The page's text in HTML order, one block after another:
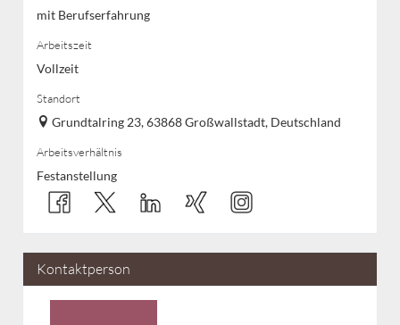
mit Berufserfahrung
Arbeitszeit
Vollzeit
Standort
Grundtalring 23, 63868 Großwallstadt, Deutschland
Arbeitsverhältnis
Festanstellung
Kontaktperson